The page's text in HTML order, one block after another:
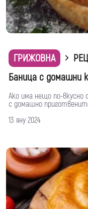
ГРИЖОВНА
Баница с домашни
Ако има нещо по-
с домашно
13 яну 2024